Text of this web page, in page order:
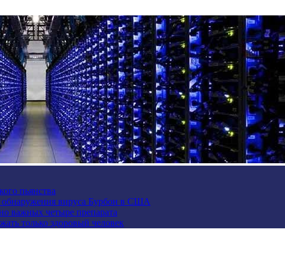
пьянства
обнаружения вируса Бурбон в США
важных четыре препарата
только здоровый человек